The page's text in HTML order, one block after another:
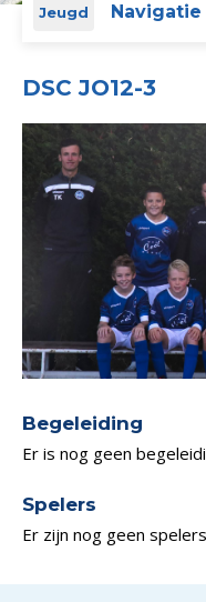
Jeugd Navigatie
DSC JO12-3
Begeleiding
Er is nog geen
Spelers
Er zijn nog geen